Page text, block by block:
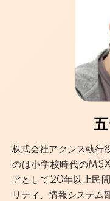
株式会社アクシス執行
のは小学校時代の
アとして20年以上民
リティ、情報システム